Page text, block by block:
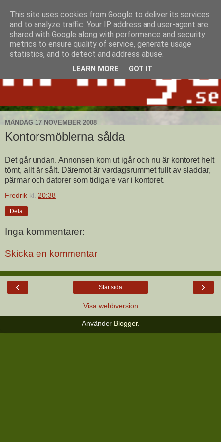
MÅNDAG 17 NOVEMBER 2008
Kontorsmöblerna sålda
Det går undan. Annonsen kom ut igår och nu är kontoret helt
tömt, allt är sålt. Däremot är vardagsrummet fullt av sladdar,
pärmar och datorer som tidigare var i kontoret.
Fredrik kl. 20:38
Dela
Inga kommentarer:
Skicka en kommentar
‹ ›
Startsida
Visa webbversion
Använder Blogger.
This site uses cookies from Google to deliver its services
and to analyze traffic. Your IP address and user-agent are
shared with Google along with performance and security
metrics to ensure quality of service, generate usage
statistics, and to detect and address abuse.
LEARN MORE GOT IT